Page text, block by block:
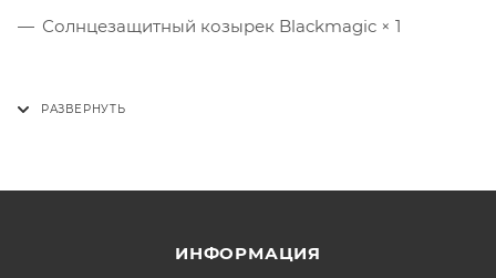
Солнцезащитный козырек Blackmagic × 1
ИНФОРМАЦИЯ